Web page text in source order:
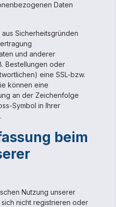
Daten
Sicherheitsgründen
und anderer
Bestellungen oder
eine SSL-bzw.
können eine
an der Zeichenfolge
Symbol in Ihrer
beim
Nutzung unserer
nicht registrieren oder